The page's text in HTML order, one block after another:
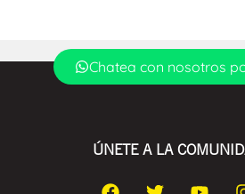
Chatea con nosotros
ÚNETE A LA